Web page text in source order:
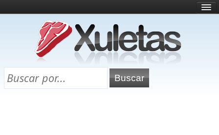
¿Qué es esto?
Directorio
Chuletas para exámenes